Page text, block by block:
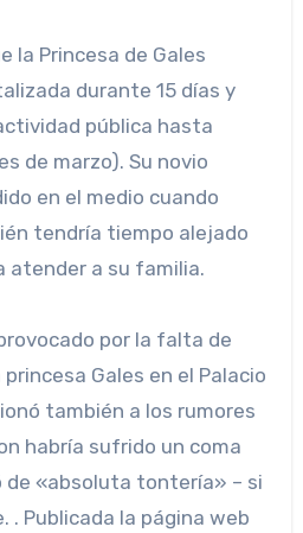
la Princesa de Gales
durante 15 días y
pública hasta
de marzo). Su novio
en el medio cuando
tendría tiempo alejado
atender a su familia.
por la falta de
Gales en el Palacio
también a los rumores
habría sufrido un coma
de «absoluta tontería» – si
. Publicada la página web